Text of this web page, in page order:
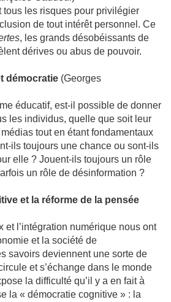
les risques pour privilégier
de tout intérêt personnel. Ce
, les grands désobéissants de
dérives ou abus de pouvoir.
démocratie (Georges
éducatif, est-il possible de donner
les individus, quelle que soit leur
tout en étant fondamentaux
ils toujours une chance ou sont-ils
elle ? Jouent-ils toujours un rôle
un rôle de désinformation ?
et la réforme de la pensée
et l’intégration numérique nous ont
et la société de
savoirs deviennent une sorte de
et s’échange dans le monde
la difficulté qu’il y a en fait à
la « démocratie cognitive » : la